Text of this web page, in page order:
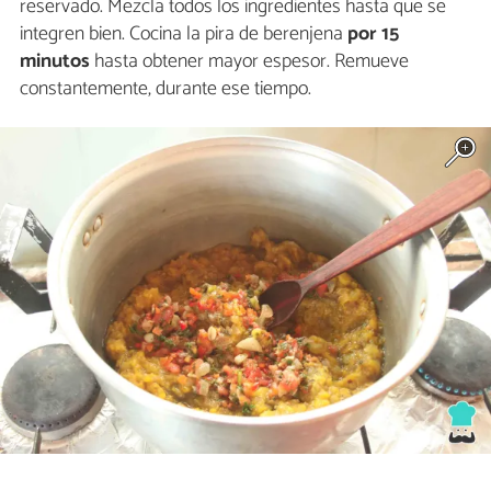
integren bien. Cocina la pira de berenjena por 15
minutos hasta obtener mayor espesor. Remueve
constantemente, durante ese tiempo.